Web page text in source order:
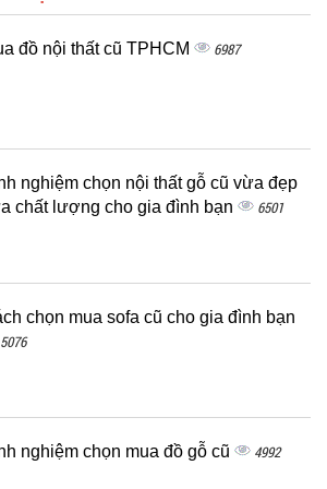
đồ nội thất cũ TPHCM 6987
nghiệm chọn nội thất gỗ cũ vừa đẹp
chất lượng cho gia đình bạn
6501
chọn mua sofa cũ cho gia đình bạn
5076
nghiệm chọn mua đồ gỗ cũ 4992